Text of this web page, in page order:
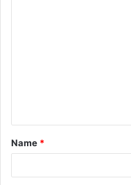
Name *